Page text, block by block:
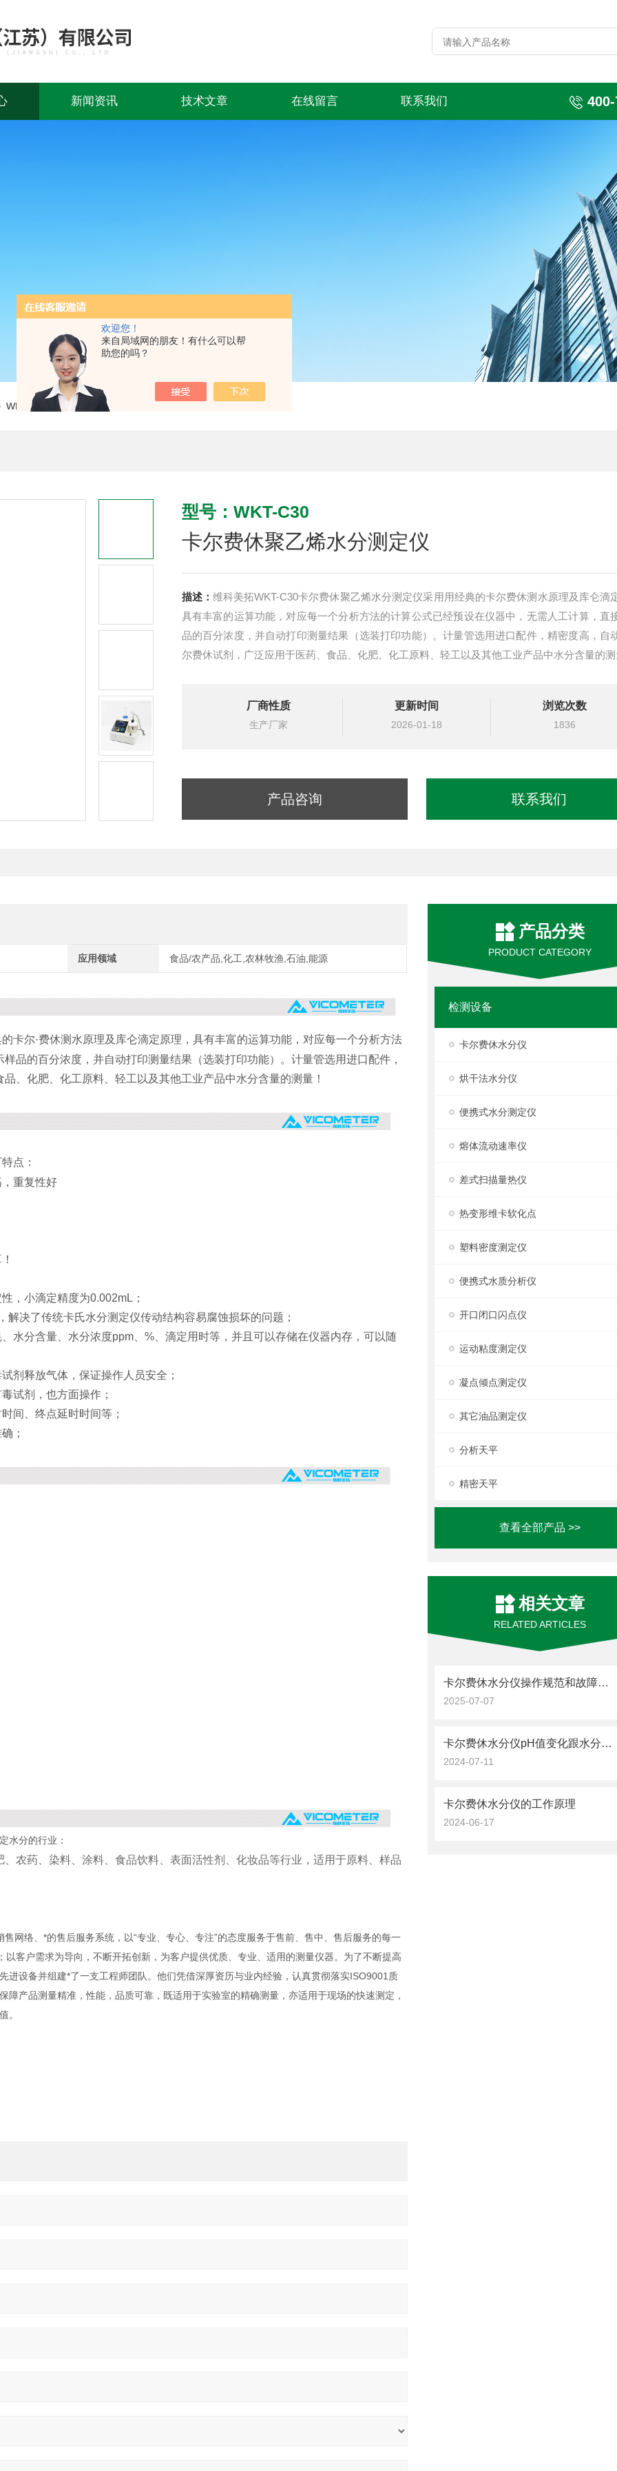
欢迎您！
来自局域网的朋友！有什么可以帮
助您的吗？
新闻资讯 技术文章 在线留言 联系我们
C30卡尔费休聚乙烯水分测定仪
型号：WKT-C30
卡尔费休聚乙烯水分测定仪
描述： 维科美拓WKT-C30卡尔费休聚乙烯水分测定仪采用用经典的卡尔费休测水原理及库仑滴
具有丰富的运算功能，对应每一个分析方法的计算公式已经预设在仪器中，无需人工计算，直
品的百分浓度，并自动打印测量结果（选装打印功能）。计量管选用进口配件，精密度高，自
尔费休试剂，广泛应用于医药、食品、化肥、化工原料、轻工以及其他工业产品中水分含量的
厂商性质
生产厂家
更新时间
2026-01-18
浏览次数
1836
产品咨询 联系我们
产品分类
PRODUCT CATEGORY
检测设备
卡尔费休水分仪
烘干法水分仪
便携式水分测定仪
熔体流动速率仪
差式扫描量热仪
热变形维卡软化点
塑料密度测定仪
便携式水质分析仪
开口闭口闪点仪
运动粘度测定仪
凝点倾点测定仪
其它油品测定仪
分析天平
精密天平
查看全部产品 >>
相关文章
RELATED ARTICLES
卡尔费休水分仪操作规范和故障解决
2025-07-07
卡尔费休水分仪pH值变化跟水分含量计算
2024-07-11
卡尔费休水分仪的工作原理
2024-06-17
应用领域 食品/农产品,化工,农林牧渔,石油,能源
卡尔·费休测水原理及库仑滴定原理，具有丰富的运算功能，对应每一个分析方法
品的百分浓度，并自动打印测量结果（选装打印功能）。计量管选用进口配件，
、化肥、化工原料、轻工以及其他工业产品中水分含量的测量！
点：
重复性好
，小滴定精度为0.002mL；
决了传统卡氏水分测定仪传动结构容易腐蚀损坏的问题；
水分含量、水分浓度ppm、%、滴定用时等，并且可以存储在仪器内存，可以随
剂释放气体，保证操作人员安全；
试剂，也方面操作；
间、终点延时时间等；
；
水分的行业：
农药、染料、涂料、食品饮料、表面活性剂、化妆品等行业，适用于原料、样品
网络、*的售后服务系统，以“专业、专心、专注”的态度服务于售前、售中、售后服务的每一
客户需求为导向，不断开拓创新，为客户提供优质、专业、适用的测量仪器。为了不断提高
进设备并组建*了一支工程师团队。他们凭借深厚资历与业内经验，认真贯彻落实ISO9001质
产品测量精准，性能，品质可靠，既适用于实验室的精确测量，亦适用于现场的快速测定，
。